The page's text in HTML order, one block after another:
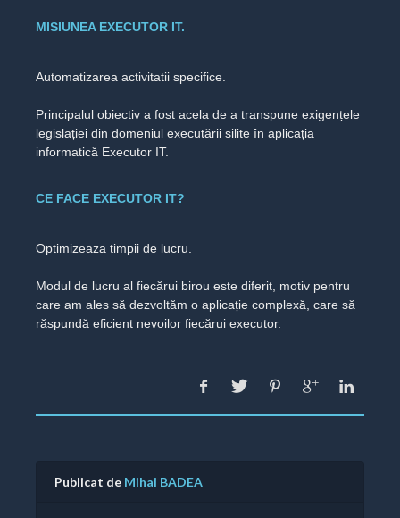
MISIUNEA EXECUTOR IT.
Automatizarea activitatii specifice.
Principalul obiectiv a fost acela de a transpune exigențele
legislației din domeniul executării silite în aplicația
informatică Executor IT.
CE FACE EXECUTOR IT?
Optimizeaza timpii de lucru.
Modul de lucru al fiecărui birou este diferit, motiv pentru
care am ales să dezvoltăm o aplicație complexă, care să
răspundă eficient nevoilor fiecărui executor.
Publicat de Mihai BADEA